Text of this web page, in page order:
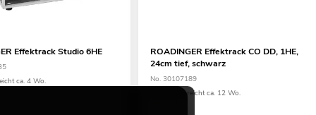
Effektrack Studio 6HE
ca. 4 Wo.
ROADINGER Effektrack CO DD, 1HE,
24cm tief, schwarz
No. 30107189
Bestand reicht ca. 12 Wo.